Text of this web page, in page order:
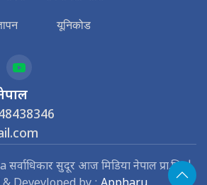
यूनिकोड
सुदूर आज मिडिया नेपाल प्रा.लि. |